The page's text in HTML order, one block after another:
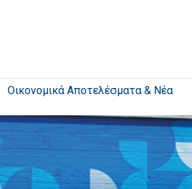
Οικονομικά Αποτελέσματα & Νέα